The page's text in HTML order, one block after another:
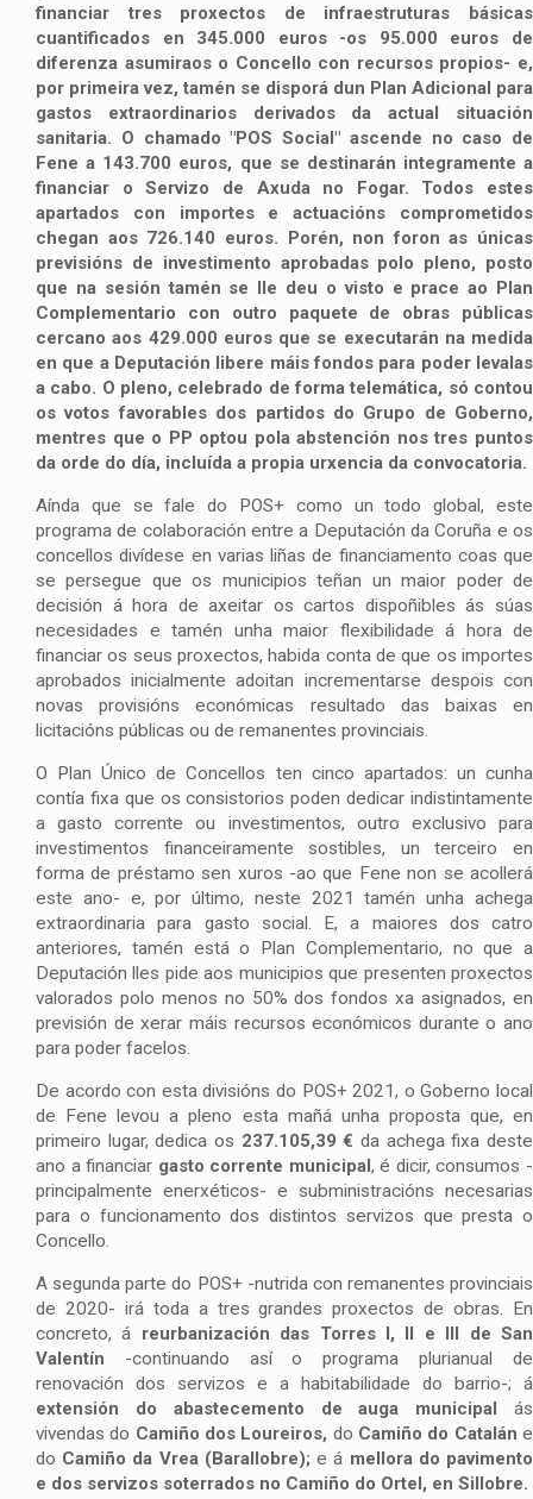
financiar tres proxectos de infraestruturas básicas
cuantificados en 345.000 euros -os 95.000 euros de
diferenza asumiraos o Concello con recursos propios- e,
por primeira vez, tamén se disporá dun Plan Adicional para
gastos extraordinarios derivados da actual situación
sanitaria. O chamado "POS Social" ascende no caso de
Fene a 143.700 euros, que se destinarán integramente a
financiar o Servizo de Axuda no Fogar. Todos estes
apartados con importes e actuacións comprometidos
chegan aos 726.140 euros. Porén, non foron as únicas
previsións de investimento aprobadas polo pleno, posto
que na sesión tamén se lle deu o visto e prace ao Plan
Complementario con outro paquete de obras públicas
cercano aos 429.000 euros que se executarán na medida
en que a Deputación libere máis fondos para poder levalas
a cabo. O pleno, celebrado de forma telemática, só contou
os votos favorables dos partidos do Grupo de Goberno,
mentres que o PP optou pola abstención nos tres puntos
da orde do día, incluída a propia urxencia da convocatoria.
Aínda que se fale do POS+ como un todo global, este
programa de colaboración entre a Deputación da Coruña e os
concellos divídese en varias liñas de financiamento coas que
se persegue que os municipios teñan un maior poder de
decisión á hora de axeitar os cartos dispoñibles ás súas
necesidades e tamén unha maior flexibilidade á hora de
financiar os seus proxectos, habida conta de que os importes
aprobados inicialmente adoitan incrementarse despois con
novas provisións económicas resultado das baixas en
licitacións públicas ou de remanentes provinciais.
O Plan Único de Concellos ten cinco apartados: un cunha
contía fixa que os consistorios poden dedicar indistintamente
a gasto corrente ou investimentos, outro exclusivo para
investimentos financeiramente sostibles, un terceiro en
forma de préstamo sen xuros -ao que Fene non se acollerá
este ano- e, por último, neste 2021 tamén unha achega
extraordinaria para gasto social. E, a maiores dos catro
anteriores, tamén está o Plan Complementario, no que a
Deputación lles pide aos municipios que presenten proxectos
valorados polo menos no 50% dos fondos xa asignados, en
previsión de xerar máis recursos económicos durante o ano
para poder facelos.
De acordo con esta divisións do POS+ 2021, o Goberno local
de Fene levou a pleno esta mañá unha proposta que, en
primeiro lugar, dedica os 237.105,39 € da achega fixa deste
ano a financiar gasto corrente municipal, é dicir, consumos -
principalmente enerxéticos- e subministracións necesarias
para o funcionamento dos distintos servizos que presta o
Concello.
A segunda parte do POS+ -nutrida con remanentes provinciais
de 2020- irá toda a tres grandes proxectos de obras. En
concreto, á reurbanización das Torres I, II e III de San
Valentín -continuando así o programa plurianual de
renovación dos servizos e a habitabilidade do barrio-; á
extensión do abastecemento de auga municipal ás
vivendas do Camiño dos Loureiros, do Camiño do Cataláne
do Camiño da Vrea (Barallobre); e á mellora do pavimento
e dos servizos soterrados no Camiño do Ortel, en Sillobre.